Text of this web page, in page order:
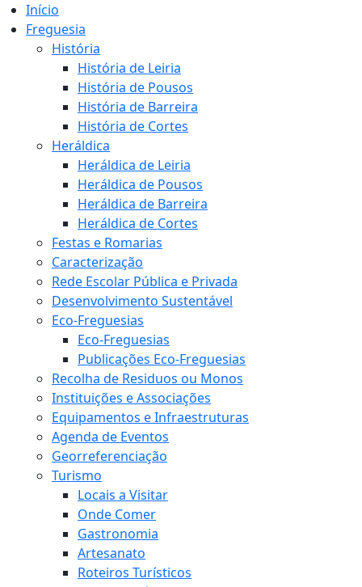
Início
Freguesia
História
História de Leiria
História de Pousos
História de Barreira
História de Cortes
Heráldica
Heráldica de Leiria
Heráldica de Pousos
Heráldica de Barreira
Heráldica de Cortes
Festas e Romarias
Caracterização
Rede Escolar Pública e Privada
Desenvolvimento Sustentável
Eco-Freguesias
Eco-Freguesias
Publicações Eco-Freguesias
Recolha de Residuos ou Monos
Instituições e Associações
Equipamentos e Infraestruturas
Agenda de Eventos
Georreferenciação
Turismo
Locais a Visitar
Onde Comer
Gastronomia
Artesanato
Roteiros Turísticos